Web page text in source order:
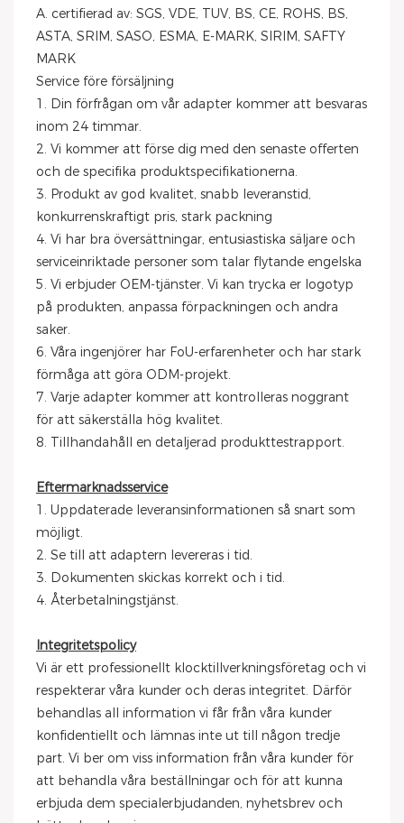
A. certifierad av: SGS, VDE, TUV, BS, CE, ROHS, BS,
ASTA, SRIM, SASO, ESMA, E-MARK, SIRIM, SAFTY
MARK
Service före försäljning
1. Din förfrågan om vår adapter kommer att besvaras
inom 24 timmar.
2. Vi kommer att förse dig med den senaste offerten
och de specifika produktspecifikationerna.
3. Produkt av god kvalitet, snabb leveranstid,
konkurrenskraftigt pris, stark packning
4. Vi har bra översättningar, entusiastiska säljare och
serviceinriktade personer som talar flytande engelska
5. Vi erbjuder OEM-tjänster. Vi kan trycka er logotyp
på produkten, anpassa förpackningen och andra
saker.
6. Våra ingenjörer har FoU-erfarenheter och har stark
förmåga att göra ODM-projekt.
7. Varje adapter kommer att kontrolleras noggrant
för att säkerställa hög kvalitet.
8. Tillhandahåll en detaljerad produkttestrapport.
Eftermarknadsservice
1. Uppdaterade leveransinformationen så snart som
möjligt.
2. Se till att adaptern levereras i tid.
3. Dokumenten skickas korrekt och i tid.
4. Återbetalningstjänst.
Integritetspolicy
Vi är ett professionellt klocktillverkningsföretag och vi
respekterar våra kunder och deras integritet. Därför
behandlas all information vi får från våra kunder
konfidentiellt och lämnas inte ut till någon tredje
part. Vi ber om viss information från våra kunder för
att behandla våra beställningar och för att kunna
erbjuda dem specialerbjudanden, nyhetsbrev och